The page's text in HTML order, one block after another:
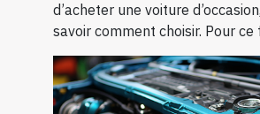
d’acheter une voiture
savoir comment choisir. Pour ce